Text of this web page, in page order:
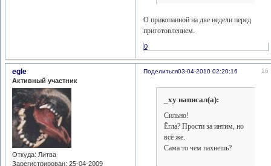
О прикопанной на две недели перед
приготовлением.
0
Поделиться 16
03-04-2010 02:20:16
egle
Активный участник
Откуда: Литва
Зарегистрирован: 25-04-2009
_xy написал(а):
Сильно!
Ёгла? Прости за интим, но
всё же.
Сама то чем пахнешь?